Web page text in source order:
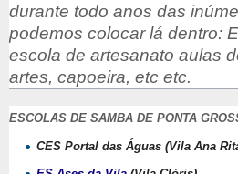
durante todo anos das
podemos colocar lá dentro:
escola de artesanato aulas
artes, capoeira, etc etc.
ESCOLAS DE SAMBA DE PONTA
CES Portal das Águas (Vila Ana